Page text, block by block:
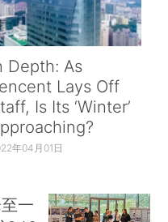
Depth: As
Lays Off
Is Its ‘Winter’
年04月01日
一